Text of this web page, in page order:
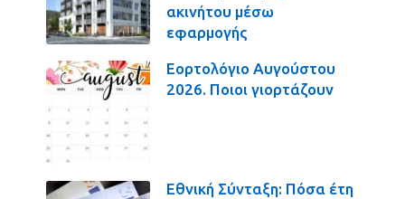
ακινήτου μέσω
εφαρμογής
Εορτολόγιο Αυγούστου
2026. Ποιοι γιορτάζουν
Εθνική Σύνταξη: Πόσα έτη